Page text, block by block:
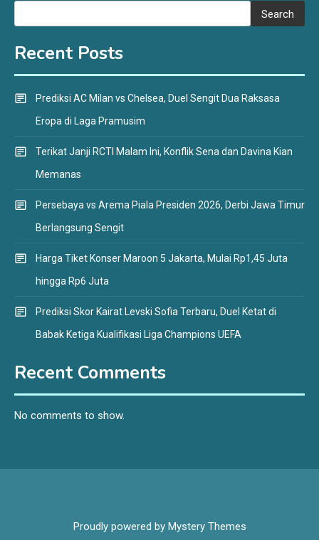
Search
Recent Posts
Prediksi AC Milan vs Chelsea, Duel Sengit Dua Raksasa
Eropa di Laga Pramusim
Terikat Janji RCTI Malam Ini, Konflik Sena dan Davina Kian
Memanas
Persebaya vs Arema Piala Presiden 2026, Derbi Jawa Timur
Berlangsung Sengit
Harga Tiket Konser Maroon 5 Jakarta, Mulai Rp1,45 Juta
hingga Rp6 Juta
Prediksi Skor Kairat Levski Sofia Terbaru, Duel Ketat di
Babak Ketiga Kualifikasi Liga Champions UEFA
Recent Comments
No comments to show.
Proudly powered by Mystery Themes